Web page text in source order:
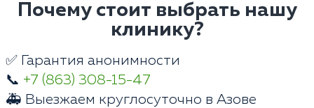
Почему стоит выбрать нашу
клинику?
✅ Гарантия анонимности
📞 +7 (863) 308-15-47
🚑 Выезжаем круглосуточно в Азове